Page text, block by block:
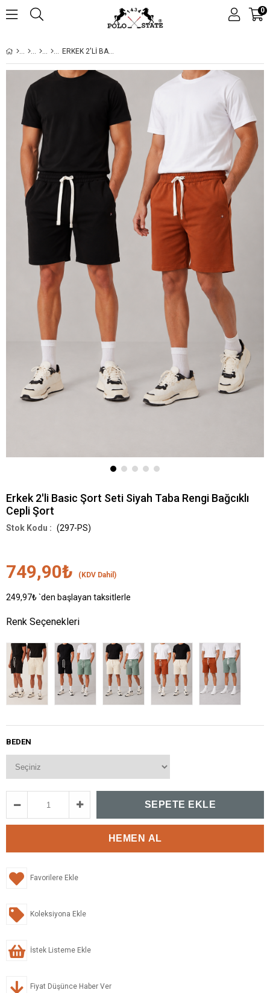
0
ERKEK 2'LI BASIC ŞORT SETI SIYAH TABA RENGI BAĞCIKLI CEPLI ŞORT
Erkek 2'li Basic Şort Seti Siyah Taba Rengi Bağcıklı
Cepli Şort
(297-PS)
749,90₺ (KDV Dahil)
249,97₺`den başlayan taksitlerle
Renk Seçenekleri
BEDEN
Favorilere Ekle
Koleksiyona Ekle
İstek Listeme Ekle
Fiyat Düşünce Haber Ver